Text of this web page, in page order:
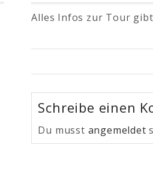
Alles Infos zur Tour
Schreibe einen
Du musst angemeldet